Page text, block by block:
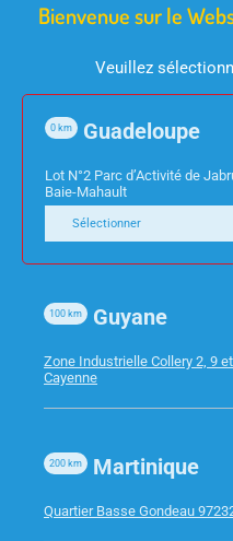
Produits Similaires
CABLE RJ45 F/UTP
Bienvenue sur le
Veuillez
Guadeloupe
0 km
Lot N°2 Parc d’Activité de
Baie-Mahault
Sélectionner
Guyane
100 km
Zone Industrielle Collery 2, 9
Cayenne
Martinique
200 km
Quartier Basse Gondeau